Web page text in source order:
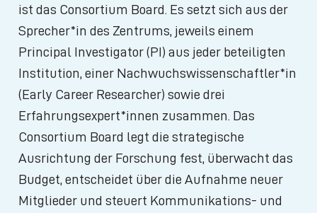
ist das Consortium Board. Es setzt sich aus der
Sprecher*in des Zentrums, jeweils einem
Principal Investigator (PI) aus jeder beteiligten
Institution, einer Nachwuchswissenschaftler*in
(Early Career Researcher) sowie drei
Erfahrungsexpert*innen zusammen. Das
Consortium Board legt die strategische
Ausrichtung der Forschung fest, überwacht das
Budget, entscheidet über die Aufnahme neuer
Mitglieder und steuert Kommunikations- und